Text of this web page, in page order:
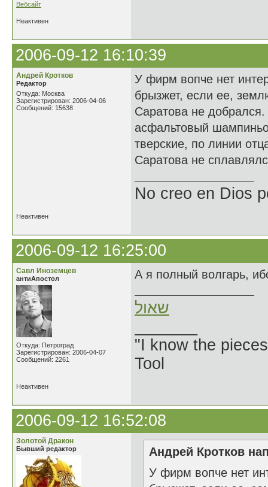
Вебсайт
Неактивен
2006-09-12 16:10:39
Андрей Кротков
Редактор
Откуда: Москва
Зарегистрирован: 2006-04-06
Сообщений: 15638
У фирм вопче нет
брызжет, если ее,
Саратова не добрался.
асфальтовый
тверские, по линии
Саратова не
No creo en Dios
Неактивен
2006-09-12 16:25:00
Савл Иноземцев
антиАпостол
Откуда: Петроград
Зарегистрирован: 2006-04-07
Сообщений: 2261
А я полный волгарь,
שאול
"I know the
Tool
Неактивен
2006-09-12 16:52:08
Золотой Дракон
Бывший редактор
Андрей Кротков
У фирм вопче нет